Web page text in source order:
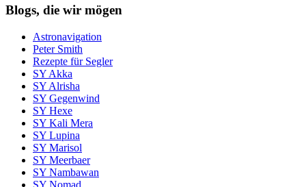
Blogs, die wir mögen
Astronavigation
Peter Smith
Rezepte für Segler
SY Akka
SY Alrisha
SY Gegenwind
SY Hexe
SY Kali Mera
SY Lupina
SY Marisol
SY Meerbaer
SY Nambawan
SY Nomad